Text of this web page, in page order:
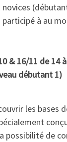
à au
& 16/11 de 14
débutant 1)
les bases
possibilité de